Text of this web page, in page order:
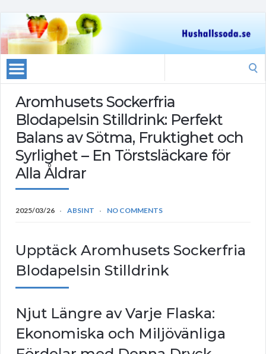
Aromhusets Sockerfria
Blodapelsin Stilldrink: Perfekt
Balans av Sötma, Fruktighet och
Syrlighet – En Törstsläckare för
Alla Åldrar
2025/03/26 ABSINT NO COMMENTS
Upptäck Aromhusets Sockerfria
Blodapelsin Stilldrink
Njut Längre av Varje Flaska:
Ekonomiska och Miljövänliga